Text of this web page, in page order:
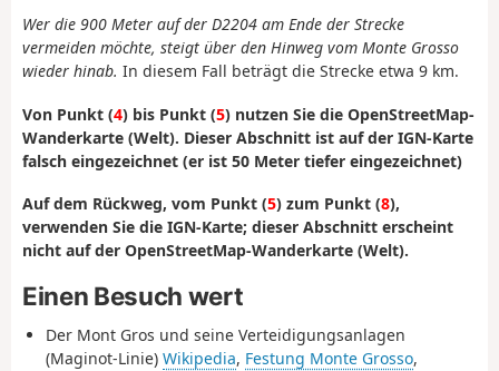
Wer die 900 Meter auf der D2204 am Ende der Strecke
vermeiden möchte, steigt über den Hinweg vom Monte Grosso
wieder hinab. In diesem Fall beträgt die Strecke etwa 9 km.
Von Punkt (4) bis Punkt (5) nutzen Sie die OpenStreetMap-
Wanderkarte (Welt). Dieser Abschnitt ist auf der IGN-Karte
falsch eingezeichnet (er ist 50 Meter tiefer eingezeichnet)
Auf dem Rückweg, vom Punkt (5) zum Punkt (8),
verwenden Sie die IGN-Karte; dieser Abschnitt erscheint
nicht auf der OpenStreetMap-Wanderkarte (Welt).
Einen Besuch wert
Der Mont Gros und seine Verteidigungsanlagen
(Maginot-Linie) Wikipedia, Festung Monte Grosso,